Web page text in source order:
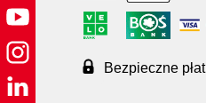
Bezpieczne